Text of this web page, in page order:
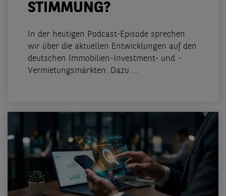
STIMMUNG?
In der heutigen Podcast-Episode sprechen
wir über die aktuellen Entwicklungen auf den
deutschen Immobilien-Investment- und -
Vermietungsmärkten. Dazu ...